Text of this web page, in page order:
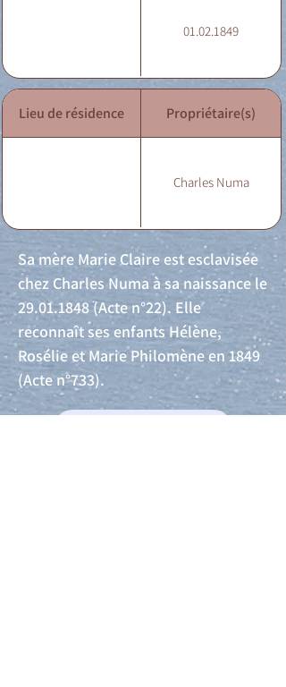
01.02.1849
Lieu de résidence Propriétaire(s)
Charles Numa
Sa mère Marie Claire est esclavisée
chez Charles Numa à sa naissance le
29.01.1848(Acte n°22). Elle
reconnaît ses enfants Hélène,
Rosélie et Marie Philomène en 1849
(Acte n°733).